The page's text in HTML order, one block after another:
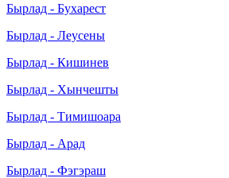
Бырлад - Бухарест
Бырлад - Леусены
Бырлад - Кишинев
Бырлад - Хынчешты
Бырлад - Тимишоара
Бырлад - Арад
Бырлад - Фэгэраш